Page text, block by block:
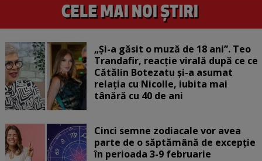
„Și-a găsit o muză de 18 ani”. Teo
Trandafir, reacție virală după ce ce
Cătălin Botezatu și-a asumat
relația cu Nicolle, iubita mai
tânără cu 40 de ani
Cinci semne zodiacale vor avea
parte de o săptămână de excepție
în perioada 3-9 februarie